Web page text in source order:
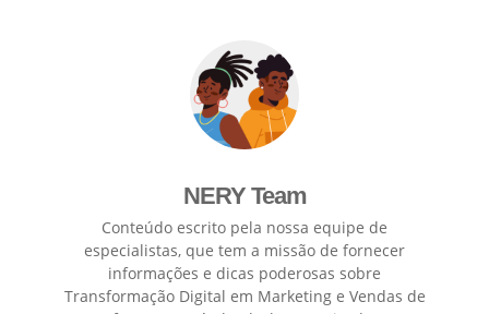
NERY Team
Conteúdo escrito pela nossa equipe de
especialistas, que tem a missão de fornecer
informações e dicas poderosas sobre
Transformação Digital em Marketing e Vendas de